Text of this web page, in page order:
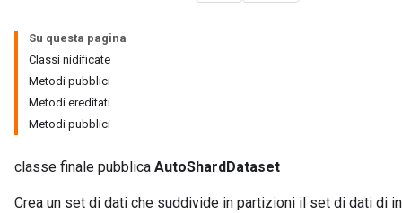
Su questa pagina
Classi nidificate
Metodi pubblici
Metodi ereditati
Metodi pubblici
classe finale pubblica AutoShardDataset
Crea un set di dati che suddivide in partizioni il set di dati di